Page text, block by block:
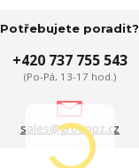
Potřebujete poradit?
+420 737 755 543
(Po-Pá, 13-17 hod.)
sales@grouppz.cz